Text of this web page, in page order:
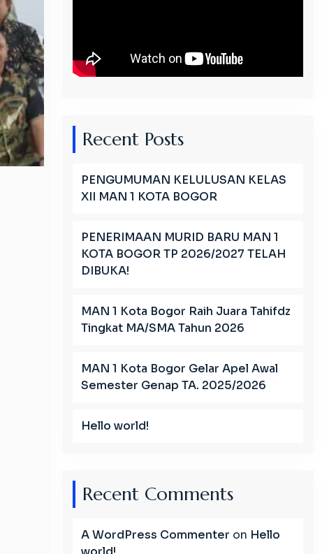
Recent Posts
PENGUMUMAN KELULUSAN KELAS
XII MAN 1 KOTA BOGOR
PENERIMAAN MURID BARU MAN 1
KOTA BOGOR TP 2026/2027 TELAH
DIBUKA!
MAN 1 Kota Bogor Raih Juara Tahifdz
Tingkat MA/SMA Tahun 2026
MAN 1 Kota Bogor Gelar Apel Awal
Semester Genap TA. 2025/2026
Hello world!
Recent Comments
A WordPress Commenter on Hello